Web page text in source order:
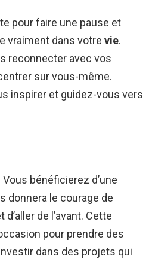
pour faire une pause et
vraiment dans votre vie.
reconnecter avec vos
sur vous-même.
inspirer et guidez-vous vers
bénéficierez d’une
donnera le courage de
de l’avant. Cette
pour prendre des
dans des projets qui